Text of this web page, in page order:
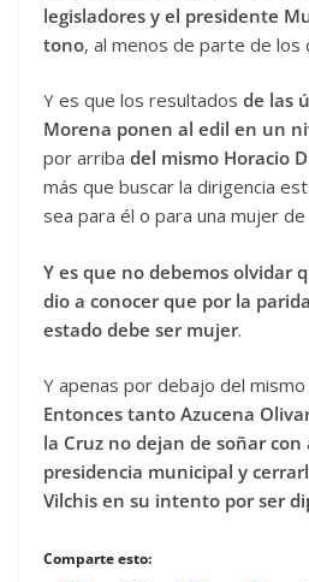
legisladores y el presidente
tono, al menos de parte de los
Y es que los resultados de las
Morena ponen al edil en un
por arriba del mismo Horacio
más que buscar la dirigencia
sea para él o para una mujer
Y es que no debemos olvidar
dio a conocer que por la
estado debe ser mujer.
Y apenas por debajo del
Entonces tanto Azucena
la Cruz no dejan de soñar con
presidencia municipal y
Vilchis en su intento por ser
Comparte esto: